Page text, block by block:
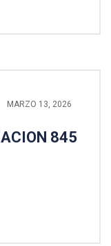
MARZO 13, 2026
845